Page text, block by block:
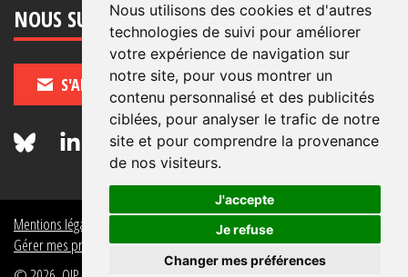
Nous utilisons des cookies et d'autres
technologies de suivi pour améliorer
votre expérience de navigation sur
notre site, pour vous montrer un
contenu personnalisé et des publicités
ciblées, pour analyser le trafic de notre
site et pour comprendre la provenance
de nos visiteurs.
J'accepte
Je refuse
Changer mes préférences
NOUS SUIVRE
S'ABONNER
Mentions légales
Politique de données personnelles
Gérer mes préférences de données personnelles